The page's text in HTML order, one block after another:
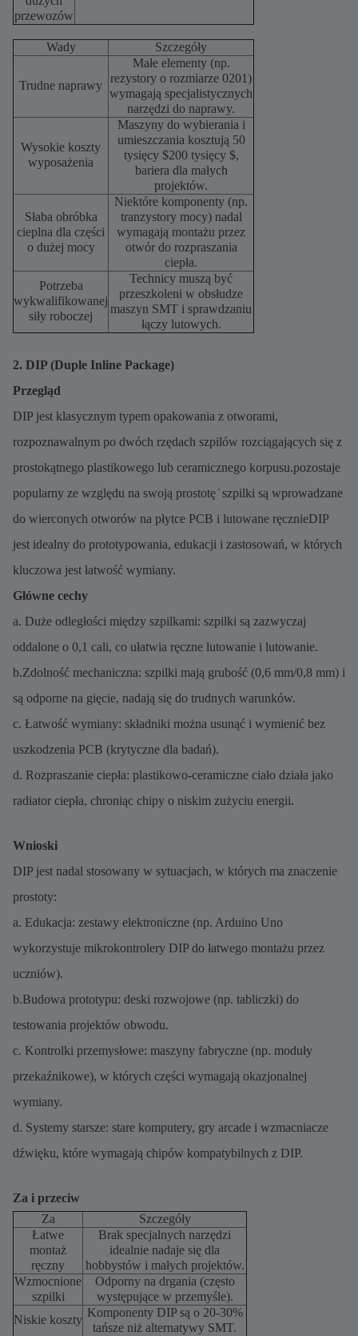
przewozów
Wady Szczegóły
Trudne naprawy
Małe elementy (np.
rezystory o rozmiarze 0201)
wymagają specjalistycznych
narzędzi do naprawy.
Wysokie koszty
wyposażenia
Maszyny do wybierania i
umieszczania kosztują 50
tysięcy $200 tysięcy $,
bariera dla małych
projektów.
Słaba obróbka
cieplna dla części
o dużej mocy
Niektóre komponenty (np.
tranzystory mocy) nadal
wymagają montażu przez
otwór do rozpraszania
ciepła.
Potrzeba
wykwalifikowanej
siły roboczej
Technicy muszą być
przeszkoleni w obsłudze
maszyn SMT i sprawdzaniu
łączy lutowych.
2. DIP (Duple Inline Package)
Przegląd
DIP jest klasycznym typem opakowania z otworami,
rozpoznawalnym po dwóch rzędach szpilów rozciągających się z
prostokątnego plastikowego lub ceramicznego korpusu.pozostaje
popularny ze względu na swoją prostotę ̇ szpilki są wprowadzane
do wierconych otworów na płytce PCB i lutowane ręcznieDIP
jest idealny do prototypowania, edukacji i zastosowań, w których
kluczowa jest łatwość wymiany.
Główne cechy
a. Duże odległości między szpilkami: szpilki są zazwyczaj
oddalone o 0,1 cali, co ułatwia ręczne lutowanie i lutowanie.
b.Zdolność mechaniczna: szpilki mają grubość (0,6 mm/0,8 mm) i
są odporne na gięcie, nadają się do trudnych warunków.
c. Łatwość wymiany: składniki można usunąć i wymienić bez
uszkodzenia PCB (krytyczne dla badań).
d. Rozpraszanie ciepła: plastikowo-ceramiczne ciało działa jako
radiator ciepła, chroniąc chipy o niskim zużyciu energii.
Wnioski
DIP jest nadal stosowany w sytuacjach, w których ma znaczenie
prostoty:
a. Edukacja: zestawy elektroniczne (np. Arduino Uno
wykorzystuje mikrokontrolery DIP do łatwego montażu przez
uczniów).
b.Budowa prototypu: deski rozwojowe (np. tabliczki) do
testowania projektów obwodu.
c. Kontrolki przemysłowe: maszyny fabryczne (np. moduły
przekaźnikowe), w których części wymagają okazjonalnej
wymiany.
d. Systemy starsze: stare komputery, gry arcade i wzmacniacze
dźwięku, które wymagają chipów kompatybilnych z DIP.
Za i przeciw
Za
Szczegóły
Łatwe
montaż
ręczny
Brak specjalnych narzędzi
idealnie nadaje się dla
hobbystów i małych projektów.
Wzmocnione
szpilki
Odporny na drgania (często
występujące w przemyśle).
Niskie koszty
Komponenty DIP są o 20-30%
tańsze niż alternatywy SMT.